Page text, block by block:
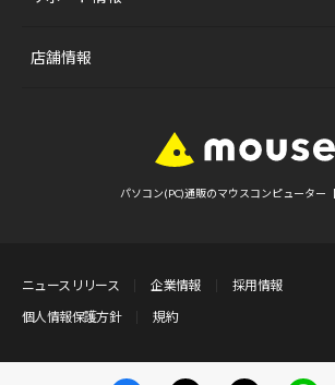
店舗情報
パソコン(PC)通販のマウスコンピューター【
ニュースリリース 企業情報
採用情報
個人情報保護方針
規約